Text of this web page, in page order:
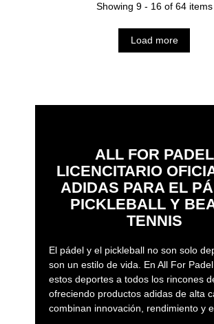
Showing 9 - 16 of 64 items
Load more
ALL FOR PADEL
LICENCITARIO
ADIDAS PARA EL
PICKLEBALL Y
TENNIS
El pádel y el pickleball no son solo
son un estilo de vida. En All For
estos deportes a todos los rincones
ofreciendo productos adidas de alta
combinan innovación, rendimiento y